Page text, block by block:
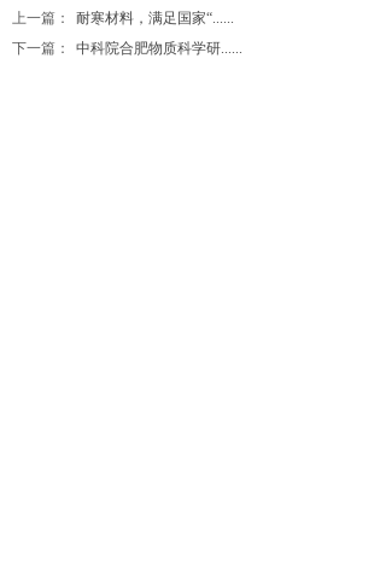
上一篇：
耐寒材料，满足国家“......
下一篇：
中科院合肥物质科学研......